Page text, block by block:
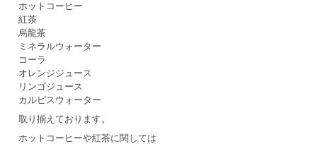
ホットコーヒー
紅茶
烏龍茶
ミネラルウォーター
コーラ
オレンジジュース
リンゴジュース
カルピスウォーター
取り揃えております。
ホットコーヒーや紅茶に関しては